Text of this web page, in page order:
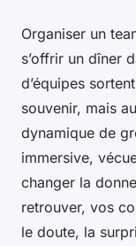
Organiser un
s’offrir un dîner
d’équipes
souvenir, mais
dynamique de
immersive,
changer la
retrouver, vos
le doute, la